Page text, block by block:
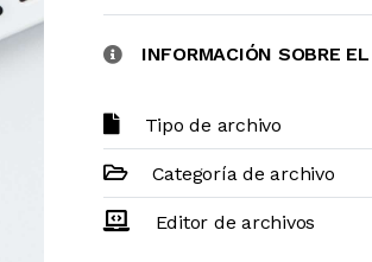
INFORMACIÓN SOBRE
Tipo de archivo
Categoría de archivo
Editor de archivos